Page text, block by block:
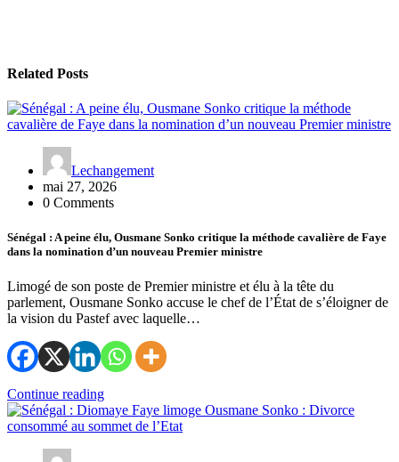
Related Posts
Lechangement
mai 27, 2026
0 Comments
Sénégal : A peine élu, Ousmane Sonko critique la méthode cavalière de Faye
dans la nomination d’un nouveau Premier ministre
Limogé de son poste de Premier ministre et élu à la tête du
parlement, Ousmane Sonko accuse le chef de l’État de s’éloigner de
la vision du Pastef avec laquelle…
Continue reading